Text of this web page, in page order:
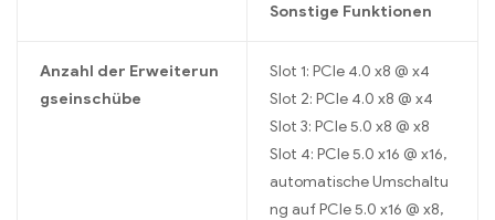
Sonstige Funktionen
Anzahl der Erweiterun
gseinschübe
Slot 1: PCIe 4.0 x8 @ x4
Slot 2: PCIe 4.0 x8 @ x4
Slot 3: PCIe 5.0 x8 @ x8
Slot 4: PCIe 5.0 x16 @ x16,
automatische Umschaltu
ng auf PCIe 5.0 x16 @ x8,